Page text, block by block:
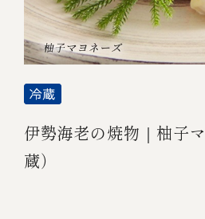
伊勢海老の焼物｜柚子
蔵）